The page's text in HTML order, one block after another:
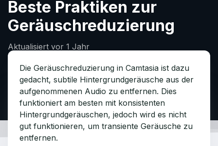
Beste Praktiken zur
Geräuschreduzierung
Aktualisiert vor 1 Jahr
Die Geräuschreduzierung in Camtasia ist dazu
gedacht, subtile Hintergrundgeräusche aus der
aufgenommenen Audio zu entfernen. Dies
funktioniert am besten mit konsistenten
Hintergrundgeräuschen, jedoch wird es nicht
gut funktionieren, um transiente Geräusche zu
entfernen.